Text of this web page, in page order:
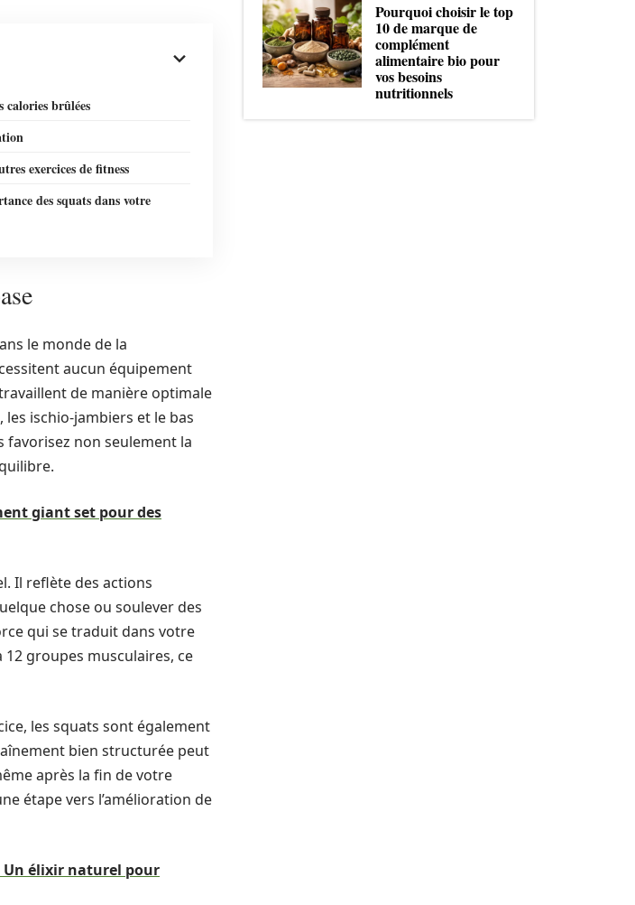
calories brûlées
exercices de fitness
des squats dans votre
le monde de la
aucun équipement
de manière optimale
ischio-jambiers et le bas
favorisez non seulement la
giant set pour des
Il reflète des actions
chose ou soulever des
qui se traduit dans votre
groupes musculaires, ce
les squats sont également
bien structurée peut
après la fin de votre
étape vers l’amélioration de
Un élixir naturel pour
Pourquoi choisir le top
10 de marque de
complément
alimentaire bio pour
vos besoins
nutritionnels